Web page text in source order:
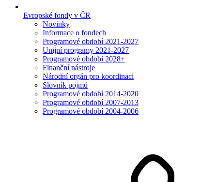
Evropské fondy v ČR
Novinky
Informace o fondech
Programové období 2021-2027
Unijní programy 2021-2027
Programové období 2028+
Finanční nástroje
Národní orgán pro koordinaci
Slovník pojmů
Programové období 2014-2020
Programové období 2007-2013
Programové období 2004-2006